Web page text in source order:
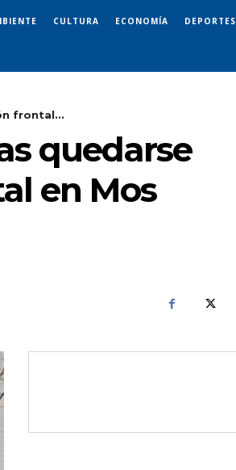
CULTURA ECONOMÍA DEPORTES
frontal...
quedarse
en Mos